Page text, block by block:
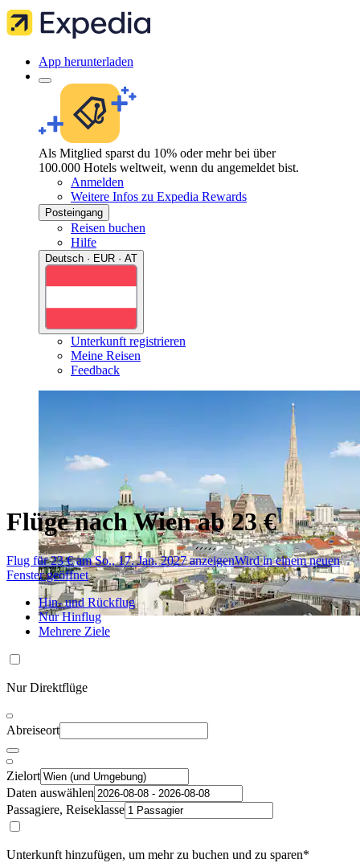
App herunterladen
Als Mitglied sparst du 10% oder mehr bei über
100.000 Hotels weltweit, wenn du angemeldet bist.
Anmelden
Weitere Infos zu Expedia Rewards
Posteingang
Reisen buchen
Hilfe
Deutsch · EUR · AT
Unterkunft registrieren
Meine Reisen
Feedback
Flüge nach Wien ab 23 €
Flug für 23 € am So., 17. Jan. 2027 anzeigenWird in einem neuen
Fenster geöffnet
Hin- und Rückflug
Nur Hinflug
Mehrere Ziele
Nur Direktflüge
Abreiseort
Zielort
Daten auswählen
Passagiere, Reiseklasse
Unterkunft hinzufügen, um mehr zu buchen und zu sparen*